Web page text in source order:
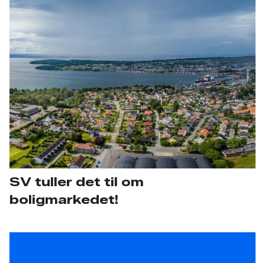
SV tuller det til om
boligmarkedet!